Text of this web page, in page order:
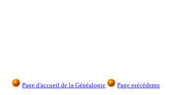
Page d'accueil de la Généalogie Page précédente